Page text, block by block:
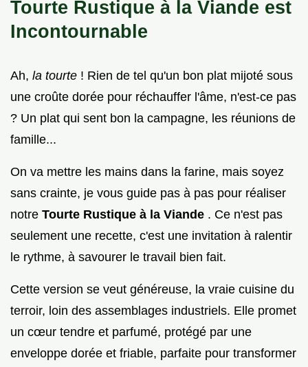
Tourte Rustique à la Viande est
Incontournable
Ah, la tourte ! Rien de tel qu'un bon plat mijoté sous
une croûte dorée pour réchauffer l'âme, n'est-ce pas
? Un plat qui sent bon la campagne, les réunions de
famille...
On va mettre les mains dans la farine, mais soyez
sans crainte, je vous guide pas à pas pour réaliser
notre Tourte Rustique à la Viande . Ce n'est pas
seulement une recette, c'est une invitation à ralentir
le rythme, à savourer le travail bien fait.
Cette version se veut généreuse, la vraie cuisine du
terroir, loin des assemblages industriels. Elle promet
un cœur tendre et parfumé, protégé par une
enveloppe dorée et friable, parfaite pour transformer